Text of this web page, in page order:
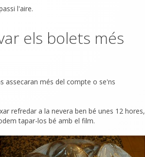
l'aire.
els bolets més
assecaran més del compte o se'ns
refredar a la nevera ben bé unes 12 hores,
tapar-los bé amb el film.